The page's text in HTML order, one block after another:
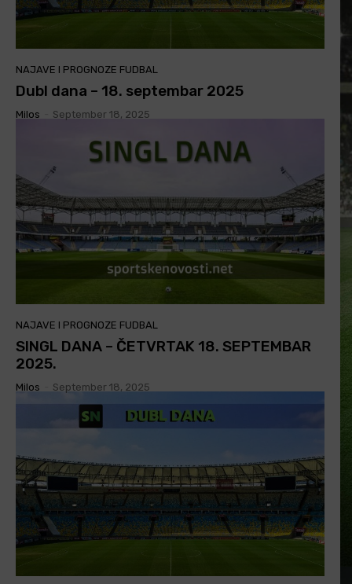
NAJAVE I PROGNOZE FUDBAL
Dubl dana – 18. septembar 2025
Milos September 18, 2025
NAJAVE I PROGNOZE FUDBAL
SINGL DANA – ČETVRTAK 18. SEPTEMBAR
2025.
Milos September 18, 2025